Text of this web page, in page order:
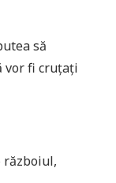
să
vor fi cruţaţi
războiul,